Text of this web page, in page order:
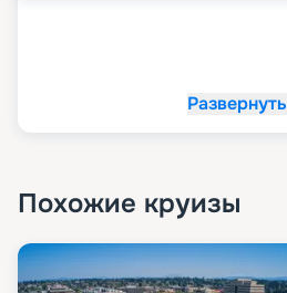
Развернуть
Похожие круизы